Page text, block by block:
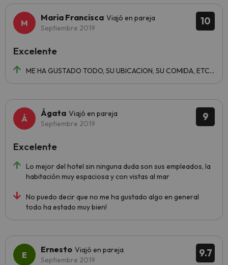
10
Maria Francisca Viajó en pareja
Septiembre 2019
ME HA GUSTADO TODO, SU UBICACION, SU COMIDA, ETC...
Excelente
9
Ágata Viajó en pareja
Septiembre 2019
Lo mejor del hotel sin ninguna duda son sus empleados, la
habitación muy espaciosa y con vistas al mar
No puedo decir que no me ha gustado algo en general
todo ha estado muy bien!
Excelente
9.7
Ernesto Viajó en pareja
Septiembre 2019